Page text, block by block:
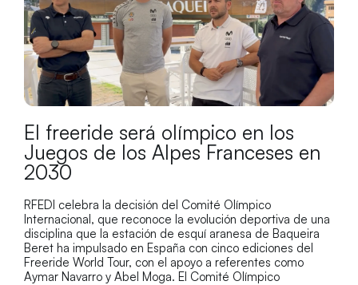
El freeride será olímpico en los
Juegos de los Alpes Franceses en
2030
RFEDI celebra la decisión del Comité Olímpico
Internacional, que reconoce la evolución deportiva de una
disciplina que la estación de esquí aranesa de Baqueira
Beret ha impulsado en España con cinco ediciones del
Freeride World Tour, con el apoyo a referentes como
Aymar Navarro y Abel Moga. El Comité Olímpico